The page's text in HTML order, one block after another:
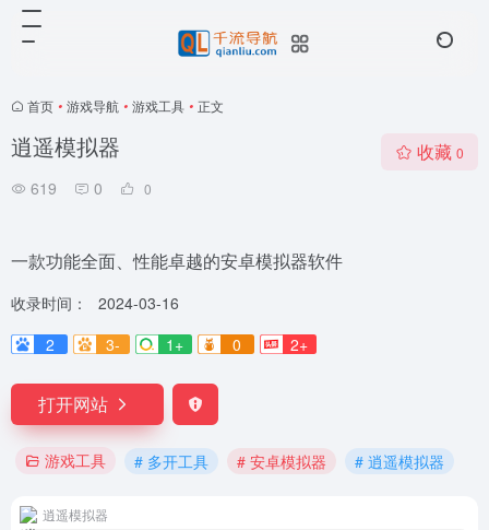
首页 • 游戏导航 • 游戏工具 • 正文
逍遥模拟器
619 0 0
收藏 0
一款功能全面、性能卓越的安卓模拟器软件
收录时间：
2024-03-16
2
3- 1+ 0 2+
打开网站
游戏工具 # 多开工具 # 安卓模拟器 # 逍遥模拟器
逍遥模拟器